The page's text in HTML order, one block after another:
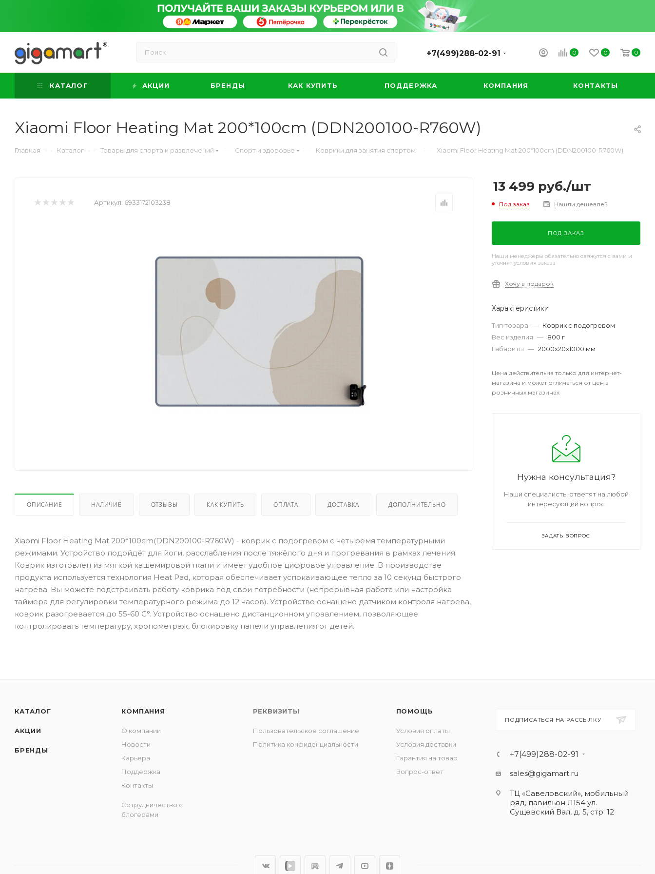
0 0 0
+7(499)288-02-91
КАТАЛОГ АКЦИИ БРЕНДЫ КАК КУПИТЬ ПОДДЕРЖКА КОМПАНИЯ КОНТАКТЫ
Xiaomi Floor Heating Mat 200*100cm (DDN200100-R760W)
Главная — Каталог — Товары для спорта и развлечений — Спорт и здоровье — Коврики для занятия спортом — Xiaomi Floor Heating Mat 200*100cm (DDN200100-R760W)
Артикул: 6933172103238
ОПИСАНИЕ НАЛИЧИЕ ОТЗЫВЫ КАК КУПИТЬ ОПЛАТА ДОСТАВКА ДОПОЛНИТЕЛЬНО
Xiaomi Floor Heating Mat 200*100cm(DDN200100-R760W) - коврик с подогревом с четыремя температурными
режимами. Устройство подойдёт для йоги, расслабления после тяжёлого дня и прогревания в рамках лечения.
Коврик изготовлен из мягкой кашемировой ткани и имеет удобное цифровое управление. В производстве
продукта используется технология Heat Pad, которая обеспечивает успокаивающее тепло за 10 секунд быстрого
нагрева. Вы можете подстраивать работу коврика под свои потребности (непрерывная работа или настройка
таймера для регулировки температурного режима до 12 часов). Устройство оснащено датчиком контроля нагрева,
коврик разогревается до 55-60 С°. Устройство оснащено дистанционном управлением, позволяющее
контролировать температуру, хронометраж, блокировку панели управления от детей.
13 499 руб./шт
Под заказ Нашли дешевле?
ПОД ЗАКАЗ
Наши менеджеры обязательно свяжутся с вами и
уточнят условия заказа
Хочу в подарок
Характеристики
Тип товара — Коврик с подогревом
Вес изделия — 800 г
Габариты — 2000x20x1000 мм
Цена действительна только для интернет-
магазина и может отличаться от цен в
розничных магазинах
Нужна консультация?
Наши специалисты ответят на любой
интересующий вопрос
ЗАДАТЬ ВОПРОС
КАТАЛОГ
АКЦИИ
БРЕНДЫ
КОМПАНИЯ
О компании
Новости
Карьера
Поддержка
Контакты
Сотрудничество с
блогерами
РЕКВИЗИТЫ
Пользовательское соглашение
Политика конфиденциальности
ПОМОЩЬ
Условия оплаты
Условия доставки
Гарантия на товар
Вопрос-ответ
ПОДПИСАТЬСЯ НА РАССЫЛКУ
+7(499)288-02-91
sales@gigamart.ru
ТЦ «Савеловский», мобильный
ряд, павильон Л154 ул.
Сущевский Вал, д. 5, стр. 12